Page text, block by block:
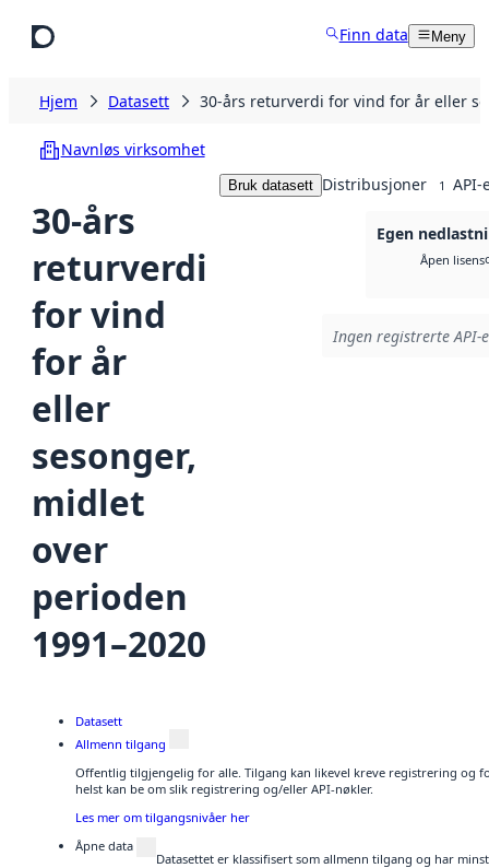
Finn data Meny
Hjem Datasett 30-års returverdi for vind for år eller
Navnløs virksomhet
30-års
returverdi
for vind
for år
eller
sesonger,
midlet
over
perioden
1991–2020
Bruk datasett Distribusjoner 1 API-
Egen
Åpen lisens
Ingen registrerte
Datasett
Allmenn tilgang
Offentlig tilgjengelig for alle. Tilgang kan likevel kreve registrering og
helst kan be om slik registrering og/eller API-nøkler.
Les mer om tilgangsnivåer her
Åpne data
Datasettet er klassifisert som allmenn tilgang og har